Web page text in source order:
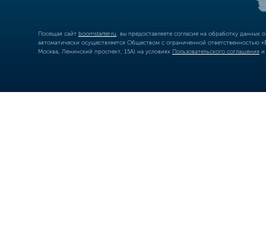
Посещая сайт boomstarter.ru , вы предоставляете согласие на обработку
автоматически осуществляется Обществом с ограниченной
Москва, Ленинский проспект, 15А) на условиях Пользовательского соглашения и